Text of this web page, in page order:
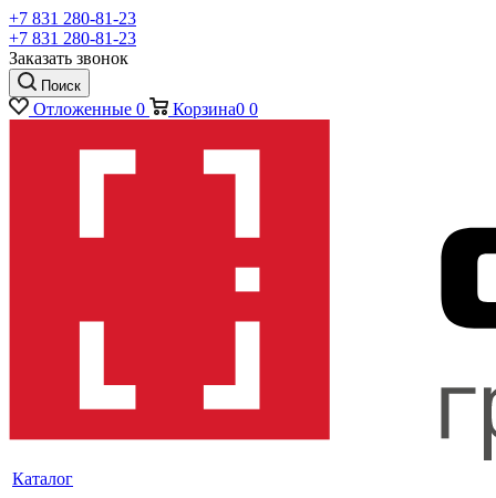
+7 831 280-81-23
+7 831 280-81-23
Заказать звонок
Поиск
Отложенные 0 Корзина0 0
Каталог